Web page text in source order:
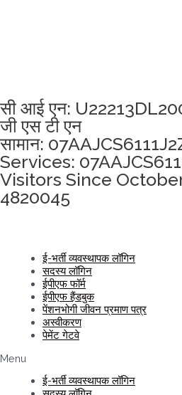
सी आई एन:
जी एस टी एन
सामान:
Services:
Visitors Since
4820045
ई-भर्ती व्यवस्थापक लॉगिन
सदस्य लॉगिन
ईपीएफ फॉर्म
ईपीएफ हैंडबुक
पेंशनभोगी जीवन प्रमाण पत्र
अस्वीकरण
पेमेंट गेटवे
Menu
ई-भर्ती व्यवस्थापक लॉगिन